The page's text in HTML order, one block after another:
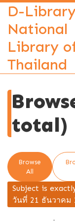
D-
National
Library
Thailand
total)
Browse
All
Subject is
วันที่ 21 ธันวาคม